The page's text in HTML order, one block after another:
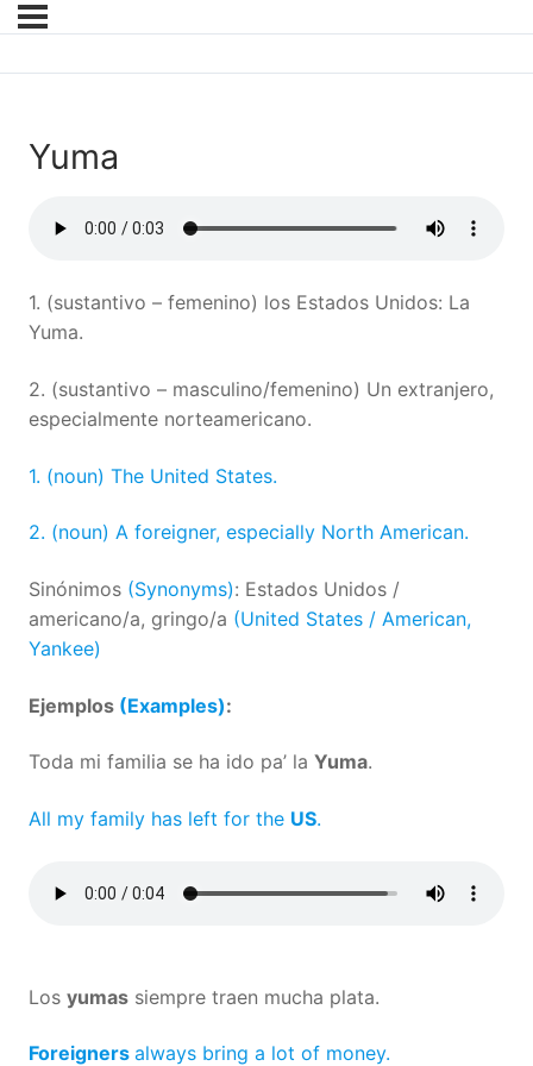
Yuma
1. (sustantivo – femenino) los Estados Unidos: La
Yuma.
2. (sustantivo – masculino/femenino) Un extranjero,
especialmente norteamericano.
1. (noun) The United States.
2. (noun) A foreigner, especially North American.
Sinónimos (Synonyms): Estados Unidos /
americano/a, gringo/a (United States / American,
Yankee)
Ejemplos (Examples):
Toda mi familia se ha ido pa’ la Yuma.
All my family has left for the US.
Los yumas siempre traen mucha plata.
Foreigners always bring a lot of money.